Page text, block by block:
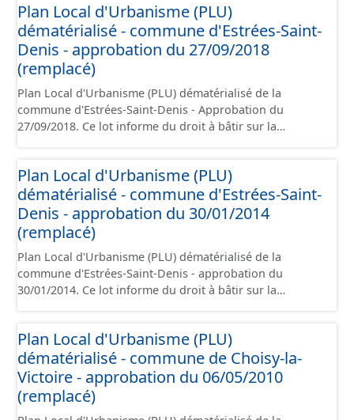
nationales du CNIG et contient les pièces
administratives, le rapport de présentation, le PADD, le
règlement, les annexes, les orientations d'aménagement
et les données géographiques. Malgré l'attention portée
à la création de ces données, il est rappelé que seuls les
documents papier font foi et sont opposables d'un point
de vue juridique.
Plan Local d'Urbanisme (PLU)
dématérialisé - commune d'Estrées-Saint-
Denis - approbation du 27/09/2018
(remplacé)
Plan Local d'Urbanisme (PLU) dématérialisé de la
commune d'Estrées-Saint-Denis - Approbation du
27/09/2018. Ce lot informe du droit à bâtir sur la
nationales du CNIG et contient les pièces
administratives, le rapport de présentation, le PADD, le
règlement, les annexes, les orientations d'aménagement
et les données géographiques. Malgré l'attention portée
à la création de ces données, il est rappelé que seuls les
documents papier font foi et sont opposables d'un point
de vue juridique.
Plan Local d'Urbanisme (PLU)
dématérialisé - commune d'Estrées-Saint-
Denis - approbation du 30/01/2014
(remplacé)
Plan Local d'Urbanisme (PLU) dématérialisé de la
commune d'Estrées-Saint-Denis - approbation du
30/01/2014. Ce lot informe du droit à bâtir sur la
contient les pièces administratives, le rapport de
présentation, le PADD, le règlement (à l'exception des
plans de zonages), les annexes, les orientations
d'aménagement et les données géographiques. Malgré
l'attention portée à la création de ces données, il est
Plan Local d'Urbanisme (PLU)
dématérialisé - commune de Choisy-la-
Victoire - approbation du 06/05/2010
(remplacé)